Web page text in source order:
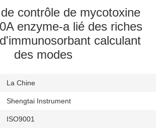
contrôle de mycotoxine
enzyme-a lié des riches
calculant
des modes
La Chine
Shengtai Instrument
ISO9001